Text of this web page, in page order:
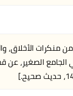
منكرات الأخلاق،
الصغير، عن